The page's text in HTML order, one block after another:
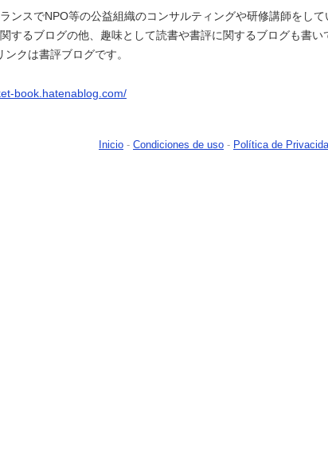
ンスでNPO等の公益組織のコンサルティングや研修講師をして
するブログの他、趣味として読書や書評に関するブログも書い
ンクは書評ブログです。
book.hatenablog.com/
Inicio - Condiciones de uso - Política de